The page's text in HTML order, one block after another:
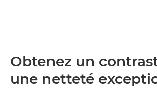
Obtenez un
une netteté